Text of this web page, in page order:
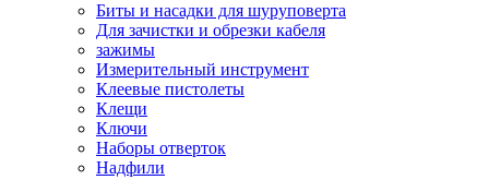
Биты и насадки для шуруповерта
Для зачистки и обрезки кабеля
зажимы
Измерительный инструмент
Клеевые пистолеты
Клещи
Ключи
Наборы отверток
Надфили